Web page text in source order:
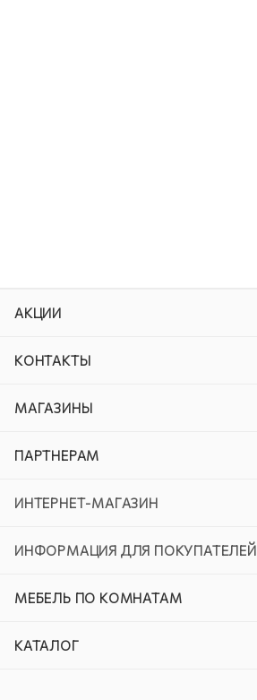
АКЦИИ
КОНТАКТЫ
МАГАЗИНЫ
ПАРТНЕРАМ
ИНТЕРНЕТ-МАГАЗИН
ИНФОРМАЦИЯ ДЛЯ ПОКУПАТЕЛЕЙ
МЕБЕЛЬ ПО КОМНАТАМ
КАТАЛОГ